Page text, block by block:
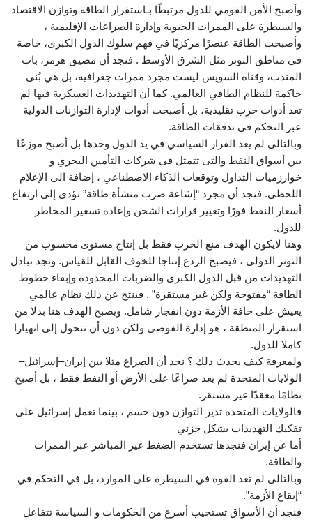
وأصبح الأمن القومي للدول مرتبطًا بـاستقرار الطاقة وتوازن الاقتصاد
والسيطرة على الممرات الحيوية وإدارة الصراعات الإقليمية ،
وأصبحت الطاقة عنصرًا مركزيًا في فهم سلوك الدول الكبرى، خاصة
في مناطق التوتر مثل الشرق الأوسط . فنجد أن مضيق هرمز، باب
المندب، وقناة السويس ليست مجرد ممرات جغرافية، بل هي بُنى
حاكمة للنظام الطاقي العالمي. كما أن التهديدات العسكرية فيها لم
تعد أدوات حرب تقليدية، بل أصبحت أدوات لإدارة التوازنات الدولية
عبر التحكم في تدفقات الطاقة.
وبالتالى لم يعد القرار السياسي في يد الدول وحدها بل أصبح موزعًا
بين أسواق النفط والتى تتمثل فى شركات التأمين البحري و
خوارزميات التداول وتوقعات الذكاء الاصطناعي ، إضافة الى الإعلام
اللحظي. فنجد أن مجرد “إشاعة ضرب منشأة طاقة” تؤدي إلى ارتفاع
أسعار النفط فورًا وتغيير قرارات الشحن وإعادة تسعير المخاطر
للدول.
وهنا لايكون الهدف منع الحرب فقط بل إنتاج مستوى محسوب من
التوتر الدولى ، فيصبح الردع إنتاجا للخوف القابل للقياس. ونجد تبادل
التهديدات من قبل الدول الكبرى والضربات المحدودة وإبقاء خطوط
الطاقة “مفتوحة ولكن غير مستقرة” . فينتج عن ذلك نظام عالمي
يعيش على حافة الأزمة دون انفجار شامل. ويصبح الهدف هنا بدلا من
استقرار المنطقة ، هو إدارة الفوضى ولكن دون أن تتحول إلى انهيارا
كاملا للدول.
ولمعرفة كيف يحدث ذلك ؟ نجد أن الصراع مثلا بين إيران–إسرائيل–
الولايات المتحدة لم يعد صراعًا على الأرض أو النفط فقط ، بل أصبح
نظامًا معقدًا غير مستقر.
فالولايات المتحدة تدير التوازن دون حسم ، بينما تعمل إسرائيل على
تفكيك التهديدات بشكل جزئي
أما عن إيران فنجدها تستخدم الضغط غير المباشر عبر الممرات
والطاقة.
وبالتالى لم تعد القوة في السيطرة على الموارد، بل في التحكم في
“إيقاع الأزمة”.
فنجد أن الأسواق تستجيب أسرع من الحكومات و السياسة تتفاعل